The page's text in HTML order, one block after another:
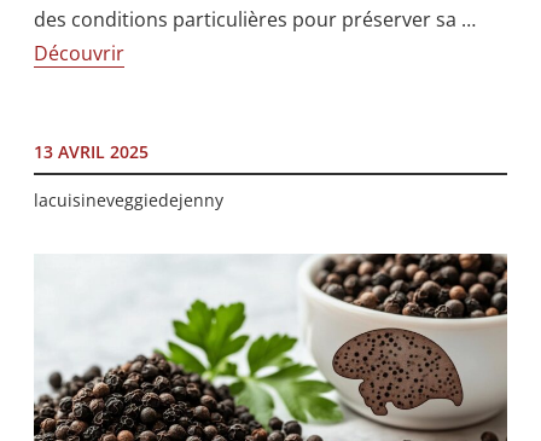
des conditions particulières pour préserver sa …
Découvrir
13 AVRIL 2025
lacuisineveggiedejenny